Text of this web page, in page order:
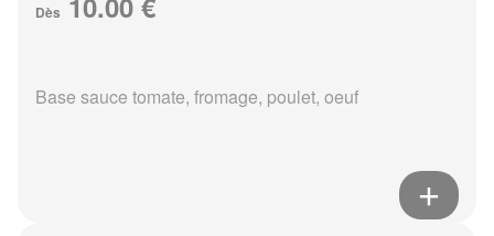
Dès
Base sauce tomate, fromage, poulet, oeuf